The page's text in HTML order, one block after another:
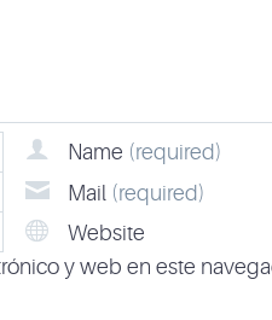
Name (required)
Mail (required)
Website
y web en este